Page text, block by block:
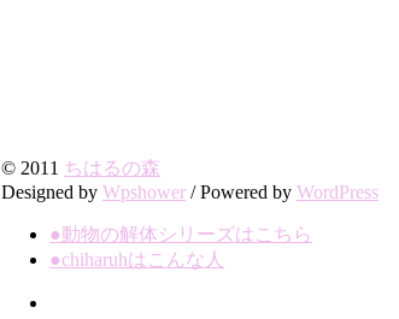
© 2011 ちはるの森
Designed by Wpshower /Powered by WordPress
●動物の解体シリーズはこちら
●chiharuhはこんな人